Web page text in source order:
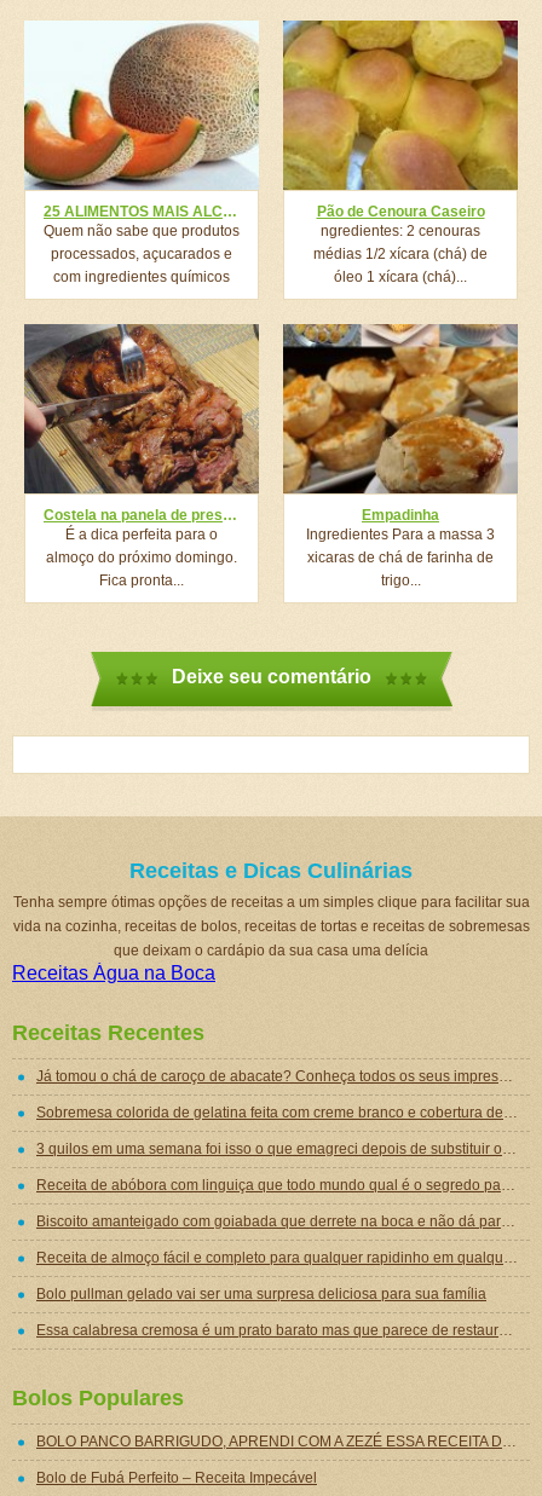
25 ALIMENTOS MAIS ALCALINOS – PARA VOCÊ SE PROTEGER CONTRA CÂNCER, DIABETES, INFARTO E OUTRAS DOENÇAS!
Quem não sabe que produtos
processados, açucarados e
com ingredientes químicos
são...
Pão de Cenoura Caseiro
ngredientes: 2 cenouras
médias 1/2 xícara (chá) de
óleo 1 xícara (chá)...
Costela na panela de pressão
É a dica perfeita para o
almoço do próximo domingo.
Fica pronta...
Empadinha
Ingredientes Para a massa 3
xicaras de chá de farinha de
trigo...
Deixe seu comentário
Receitas e Dicas Culinárias
Tenha sempre ótimas opções de receitas a um simples clique para facilitar sua
vida na cozinha, receitas de bolos, receitas de tortas e receitas de sobremesas
que deixam o cardápio da sua casa uma delícia
Receitas Água na Boca
Receitas Recentes
Já tomou o chá de caroço de abacate? Conheça todos os seus impressionantes benefícios!
Sobremesa colorida de gelatina feita com creme branco e cobertura de mousse de gelatina
3 quilos em uma semana foi isso o que emagreci depois de substituir o jantar por essa sopa emagrecedora
Receita de abóbora com linguiça que todo mundo qual é o segredo para ficar tão gostosa
Biscoito amanteigado com goiabada que derrete na boca e não dá para comer um só
Receita de almoço fácil e completo para qualquer rapidinho em qualquer dia da semana
Bolo pullman gelado vai ser uma surpresa deliciosa para sua família
Essa calabresa cremosa é um prato barato mas que parece de restaurante chique de tão gostoso
Bolos Populares
BOLO PANCO BARRIGUDO, APRENDI COM A ZEZÉ ESSA RECEITA DO BOLO MAIS GOSTOSO DO BRASIL !!
Bolo de Fubá Perfeito – Receita Impecável